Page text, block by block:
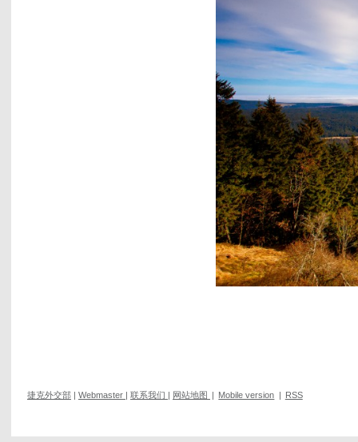
捷克外交部 | Webmaster | 联系我们 | 网站地图 | Mobile version | RSS